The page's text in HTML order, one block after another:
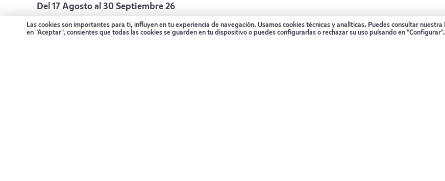
Del 17 Agosto al 30 Septiembre 26
Precio por persona en habitación doble:5.793 €
Las cookies son importantes para ti, influyen en tu experiencia de navegación. Usamos cookies técnicas y analíticas. Puedes consultar nuestra
en "Aceptar", consientes que todas las cookies se guarden en tu dispositivo o puedes configurarlas o rechazar su uso pulsando en "Configurar".